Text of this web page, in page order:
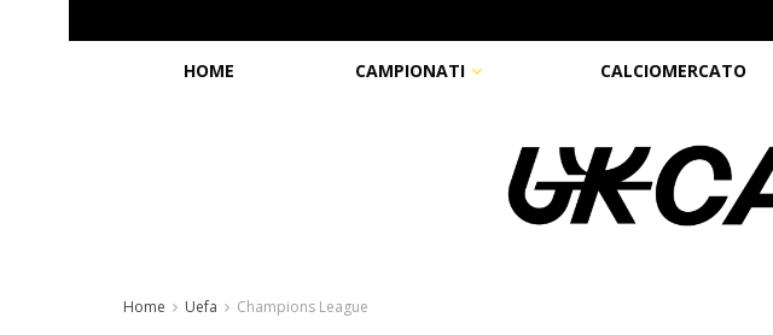
HOME CAMPIONATI CALCIOMERCATO
Home Uefa Champions League